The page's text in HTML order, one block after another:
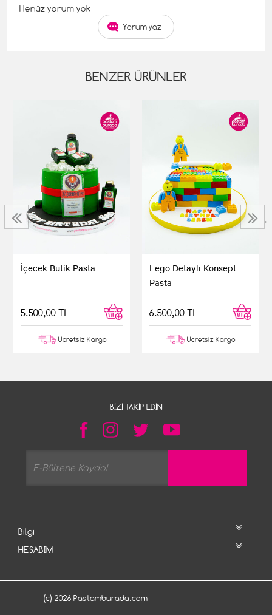
Henüz yorum yok
Yorum yaz
BENZER ÜRÜNLER
İçecek Butik Pasta
5.500,00 TL
Ücretsiz Kargo
Lego Detaylı Konsept
Pasta
6.500,00 TL
Ücretsiz Kargo
‹ ›
BIZI TAKIP EDIN
Bilgi
HESABIM
(c) 2026 Pastamburada.com